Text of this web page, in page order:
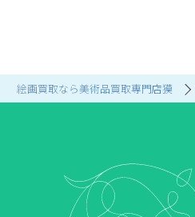
絵画買取なら美術品買取専門店獏